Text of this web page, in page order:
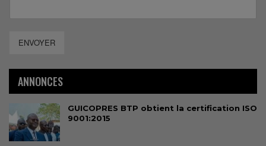
ENVOYER
ANNONCES
GUICOPRES BTP obtient la certification ISO
9001:2015